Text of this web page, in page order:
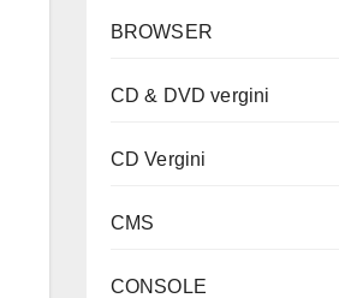
BROWSER
CD & DVD vergini
CD Vergini
CMS
CONSOLE